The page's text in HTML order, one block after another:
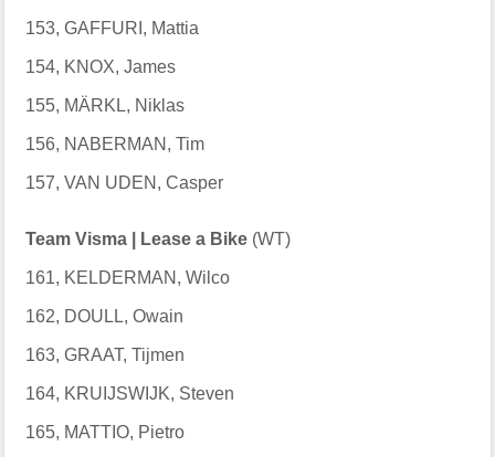
153, GAFFURI, Mattia
154, KNOX, James
155, MÄRKL, Niklas
156, NABERMAN, Tim
157, VAN UDEN, Casper
Team Visma | Lease a Bike (WT)
161, KELDERMAN, Wilco
162, DOULL, Owain
163, GRAAT, Tijmen
164, KRUIJSWIJK, Steven
165, MATTIO, Pietro